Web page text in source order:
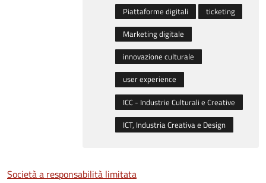
Piattaforme digitali
ticketing
Marketing digitale
innovazione culturale
user experience
ICC - Industrie Culturali e Creative
ICT, Industria Creativa e Design
Società a responsabilità limitata